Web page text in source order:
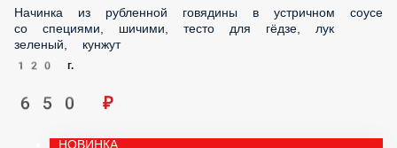
СОУСЫ
НОВИНКА